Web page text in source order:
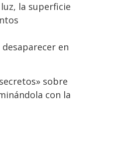
la superficie
en
sobre
con la